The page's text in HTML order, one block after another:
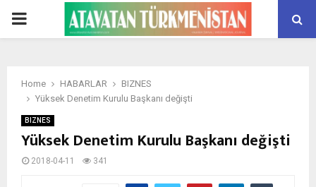
PRIMARY
Home HABARLAR
BIZNES
Yüksek Denetim Kurulu Başkanı değişti
BIZNES
Yüksek Denetim Kurulu Başkanı değişti
2018-04-11 341